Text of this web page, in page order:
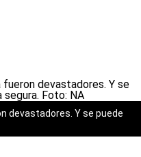
devastadores. Y se puede